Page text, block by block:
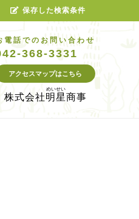
電話でのお問い合わせ
368-3331
アクセスマップはこちら
株式会社明星商事
保存した検索条件